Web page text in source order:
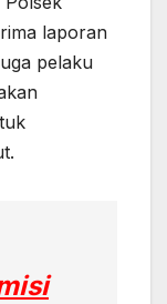
laporan
pelaku